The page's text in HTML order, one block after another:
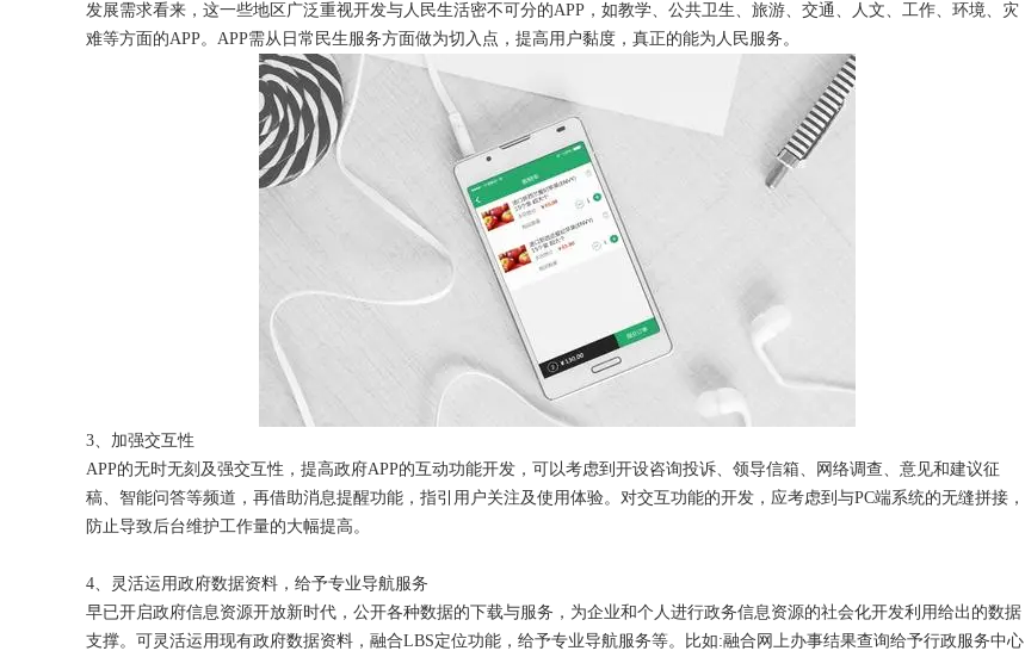
发展需求看来，这一些地区广泛重视开发与人民生活密不可分的APP，如教学、公共卫生、旅游、交通、人文、工作、环境、灾
难等方面的APP。APP需从日常民生服务方面做为切入点，提高用户黏度，真正的能为人民服务。
3、加强交互性
APP的无时无刻及强交互性，提高政府APP的互动功能开发，可以考虑到开设咨询投诉、领导信箱、网络调查、意见和建议征
稿、智能问答等频道，再借助消息提醒功能，指引用户关注及使用体验。对交互功能的开发，应考虑到与PC端系统的无缝拼接，
防止导致后台维护工作量的大幅提高。
4、灵活运用政府数据资料，给予专业导航服务
早已开启政府信息资源开放新时代，公开各种数据的下载与服务，为企业和个人进行政务信息资源的社会化开发利用给出的数据
支撑。可灵活运用现有政府数据资料，融合LBS定位功能，给予专业导航服务等。比如:融合网上办事结果查询给予行政服务中心
获得产品报价方案
1万个想法不如1次的方案落地
扫码添加[商务总监]沟通方案